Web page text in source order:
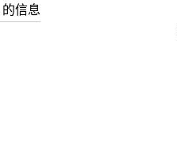
信息